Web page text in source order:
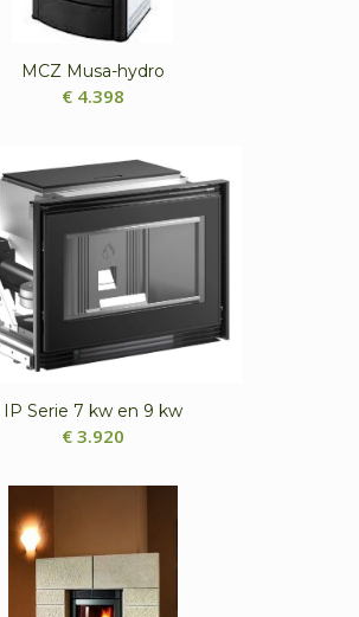
MCZ Musa-hydro
€ 4.398
IP Serie 7 kw en 9 kw
€ 3.920